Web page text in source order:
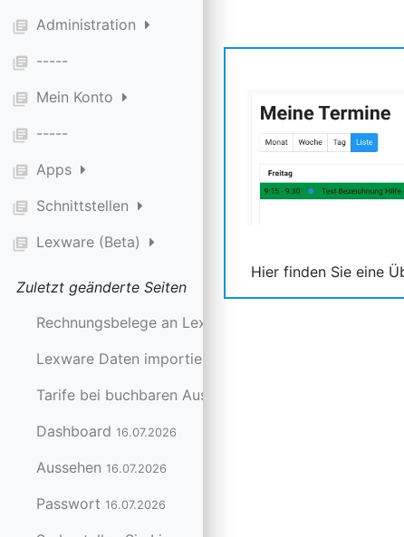
library_books Administration
library_books -----
library_books Mein Konto
library_books -----
library_books Apps
library_books Schnittstellen
library_books Lexware (Beta)
Zuletzt geänderte Seiten
Rechnungsbelege an Lexware senden
Lexware Daten importieren
Tarife bei buchbaren Ausstattungen festlegen
Dashboard 16.07.2026
Aussehen 16.07.2026
Passwort 16.07.2026
Hier finden Sie eine